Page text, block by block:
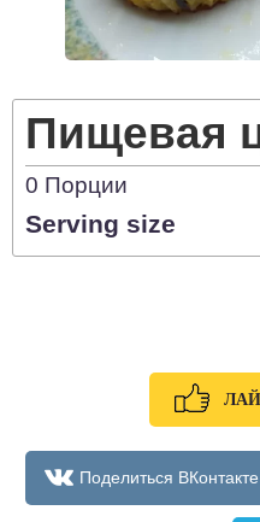
Пищевая
0 Порции
Serving size